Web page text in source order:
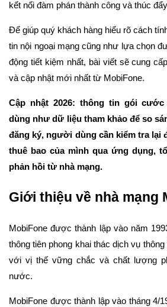
kết nối đàm phán thành công và thúc
Để giúp quý khách hàng hiểu rõ cách
tin nội ngoại mạng cũng như lựa chọn
động tiết kiệm nhất, bài viết sẽ cung
và cập nhật mới nhất từ MobiFone.
Cập nhật 2026: thông tin gói
dùng như dữ liệu tham khảo để so
đăng ký, người dùng cần kiểm tra lại
thuê bao của mình qua ứng dụng,
phản hồi từ nhà mạng.
Giới thiệu về nhà mạng
MobiFone được thành lập vào năm
thông tiên phong khai thác dịch vụ
với vị thế vững chắc và chất lượng
nước.
MobiFone được thành lập vào tháng 4/